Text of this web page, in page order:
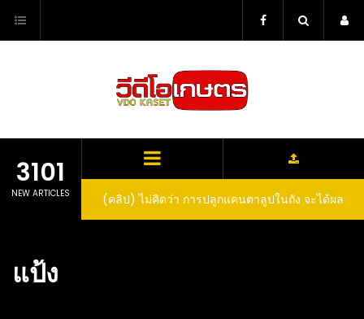
content
3101
NEW ARTICLES
(คลิป) ไม่คิดว่า การปลูกแคนตาลูปในถัง จะได้ผล
ลูกโตและหวานขนาดนี้ I didn’t expect that
แป้ง